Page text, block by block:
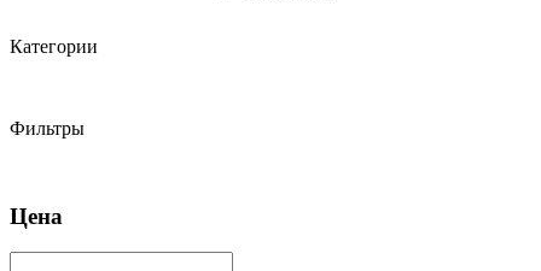
Категории
Фильтры
Цена